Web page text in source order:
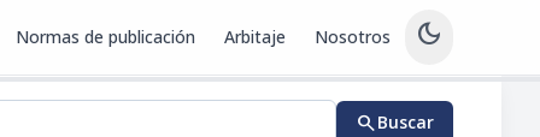
Normas de publicación Arbitaje Nosotros dark_mode
searchBuscar